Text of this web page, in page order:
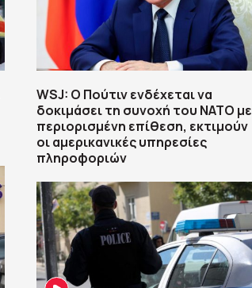
WSJ: Ο Πούτιν ενδέχεται να
δοκιμάσει τη συνοχή του ΝΑΤΟ με
περιορισμένη επίθεση, εκτιμούν
οι αμερικανικές υπηρεσίες
πληροφοριών